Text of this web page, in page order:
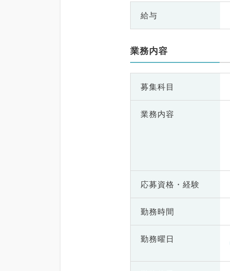
給与
業務内容
募集科目
業務内容
応募資格・ 経験
勤務時間
勤務曜日